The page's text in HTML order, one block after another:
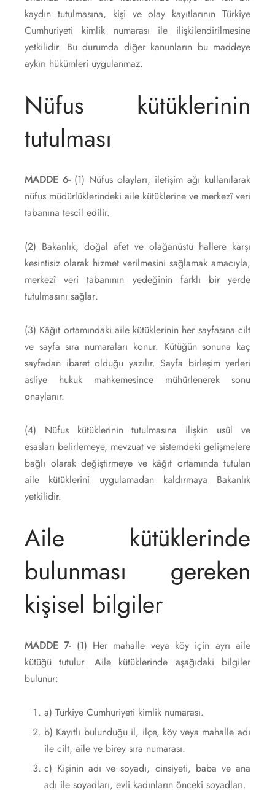
kaydın tutulmasına, kişi ve olay kayıtlarının Türkiye
Cumhuriyeti kimlik numarası ile ilişkilendirilmesine
yetkilidir. Bu durumda diğer kanunların bu maddeye
aykırı hükümleri uygulanmaz.
Nüfus kütüklerinin
tutulması
MADDE 6-(1) Nüfus olayları, iletişim ağı kullanılarak
nüfus müdürlüklerindeki aile kütüklerine ve merkezî veri
tabanına tescil edilir.
(2) Bakanlık, doğal afet ve olağanüstü hallere karşı
kesintisiz olarak hizmet verilmesini sağlamak amacıyla,
merkezî veri tabanının yedeğinin farklı bir yerde
tutulmasını sağlar.
(3) Kâğıt ortamındaki aile kütüklerinin her sayfasına cilt
ve sayfa sıra numaraları konur. Kütüğün sonuna kaç
sayfadan ibaret olduğu yazılır. Sayfa birleşim yerleri
asliye hukuk mahkemesince mühürlenerek sonu
onaylanır.
(4) Nüfus kütüklerinin tutulmasına ilişkin usûl ve
esasları belirlemeye, mevzuat ve sistemdeki gelişmelere
bağlı olarak değiştirmeye ve kâğıt ortamında tutulan
aile kütüklerini uygulamadan kaldırmaya Bakanlık
yetkilidir.
Aile kütüklerinde
bulunması gereken
kişisel bilgiler
MADDE 7-(1) Her mahalle veya köy için ayrı aile
kütüğü tutulur. Aile kütüklerinde aşağıdaki bilgiler
bulunur:
a) Türkiye Cumhuriyeti kimlik numarası.
b) Kayıtlı bulunduğu il, ilçe, köy veya mahalle adı
ile cilt, aile ve birey sıra numarası.
c) Kişinin adı ve soyadı, cinsiyeti, baba ve ana
adı ile soyadları, evli kadınların önceki soyadları.